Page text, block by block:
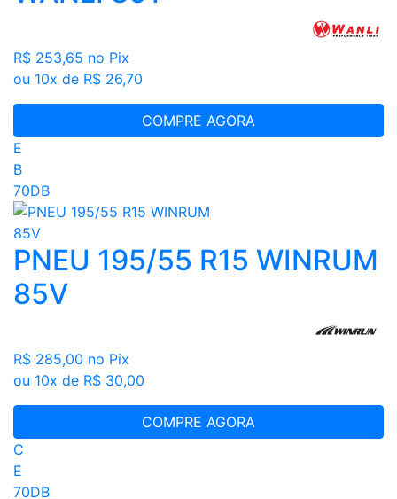
R$ 253,65 no Pix
ou 10x de R$ 26,70
COMPRE AGORA
E
B
70DB
PNEU 195/55 R15 WINRUM
85V
R$ 285,00 no Pix
ou 10x de R$ 30,00
COMPRE AGORA
C
E
70DB